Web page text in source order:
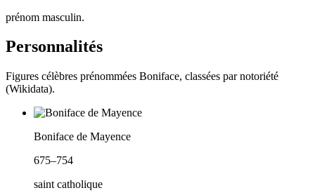
prénom masculin.
Personnalités
Figures célèbres prénommées Boniface, classées par notoriété
(Wikidata).
Boniface de Mayence
675–754
saint catholique